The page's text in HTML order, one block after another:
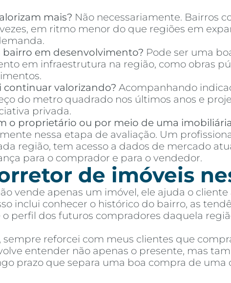
mais? Não necessariamente. Bairros
em ritmo menor do que regiões em
em desenvolvimento? Pode ser uma
em infraestrutura na região, como obras
continuar valorizando? Acompanhando
do metro quadrado nos últimos anos e
privada.
o proprietário ou por meio de uma
nessa etapa de avaliação. Um
região, tem acesso a dados de mercado
para o comprador e para o vendedor.
de imóveis
vende apenas um imóvel, ele ajuda o
inclui conhecer o histórico do bairro, as
perfil dos futuros compradores daquela
reforcei com meus clientes que
entender não apenas o presente, mas
prazo que separa uma boa compra de